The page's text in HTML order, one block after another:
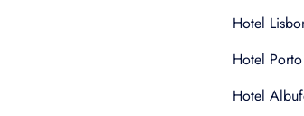
Hotel
Hotel Porto
Hotel